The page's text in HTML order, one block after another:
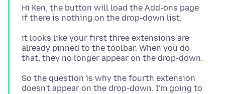
Hi Ken, the button will load the Add-ons page
it looks like your first three extensions are
already pinned to the toolbar. When you do
So the question is why the fourth extension
doesn't appear on the drop-down. I'm going to